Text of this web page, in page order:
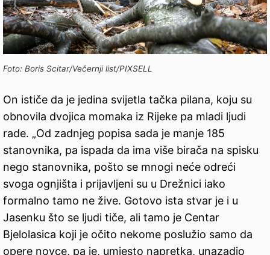
Foto: Boris Scitar/Večernji list/PIXSELL
On ističe da je jedina svijetla tačka pilana, koju su
obnovila dvojica momaka iz Rijeke pa mladi ljudi
rade. „Od zadnjeg popisa sada je manje 185
stanovnika, pa ispada da ima više birača na spisku
nego stanovnika, pošto se mnogi neće odreći
svoga ognjišta i prijavljeni su u Drežnici iako
formalno tamo ne žive. Gotovo ista stvar je i u
Jasenku što se ljudi tiče, ali tamo je Centar
Bjelolasica koji je očito nekome poslužio samo da
opere novce, pa je, umjesto napretka, unazadio